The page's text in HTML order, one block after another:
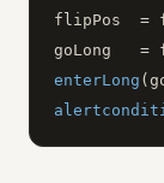
flipPos
  =
goLong
   =
enterLong (